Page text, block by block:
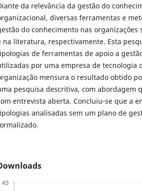
da relevância da gestão do
diversas ferramentas e
do conhecimento nas
na literatura, respectivamente. Esta
de ferramentas de apoio a
por uma empresa de tecnologia
mensura o resultado obtido
pesquisa descritiva, com abordagem
entrevista aberta. Concluiu-se que a
analisadas sem um plano de